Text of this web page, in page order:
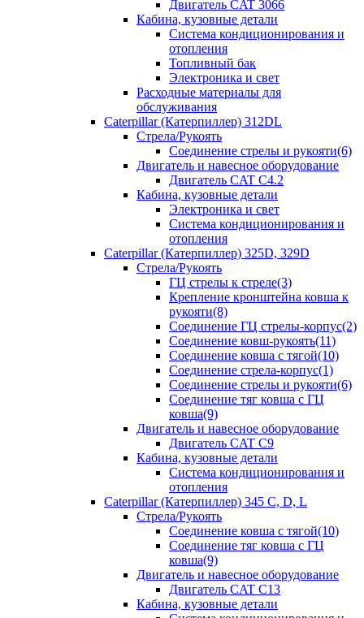
Двигатель CAT 3066
Кабина, кузовные детали
Система кондиционирования и
отопления
Топливный бак
Электроника и свет
Расходные материалы для
обслуживания
Caterpillar (Катерпиллер) 312DL
Стрела/Рукоять
Соединение стрелы и рукояти(6)
Двигатель и навесное оборудование
Двигатель CAT С4.2
Кабина, кузовные детали
Электроника и свет
Система кондиционирования и
отопления
Caterpillar (Катерпиллер) 325D, 329D
Стрела/Рукоять
ГЦ стрелы к стреле(3)
Крепление кронштейна ковша к
рукояти(8)
Соединение ГЦ стрелы-корпус(2)
Соединение ковш-рукоять(11)
Соединение ковша с тягой(10)
Соединение стрела-корпус(1)
Соединение стрелы и рукояти(6)
Соединение тяг ковша с ГЦ
ковша(9)
Двигатель и навесное оборудование
Двигатель CAT C9
Кабина, кузовные детали
Система кондиционирования и
отопления
Caterpillar (Катерпиллер) 345 C, D, L
Стрела/Рукоять
Соединение ковша с тягой(10)
Соединение тяг ковша с ГЦ
ковша(9)
Двигатель и навесное оборудование
Двигатель CAT C13
Кабина, кузовные детали